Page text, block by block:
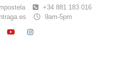
+34 881 183 016
9am-5pm
YOUTUBE
INSTAGRAM